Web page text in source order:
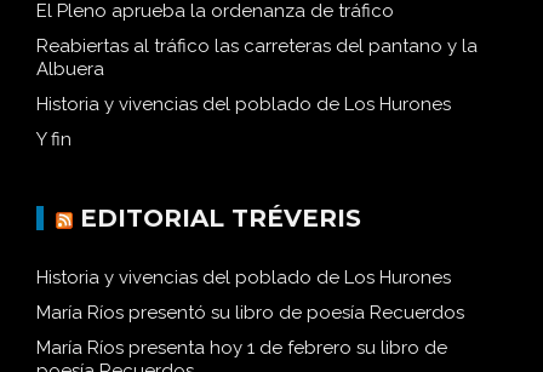
El Pleno aprueba la ordenanza de tráfico
Reabiertas al tráfico las carreteras del pantano y la
Albuera
Historia y vivencias del poblado de Los Hurones
Y fin
EDITORIAL TRÉVERIS
Historia y vivencias del poblado de Los Hurones
María Ríos presentó su libro de poesía Recuerdos
María Ríos presenta hoy 1 de febrero su libro de